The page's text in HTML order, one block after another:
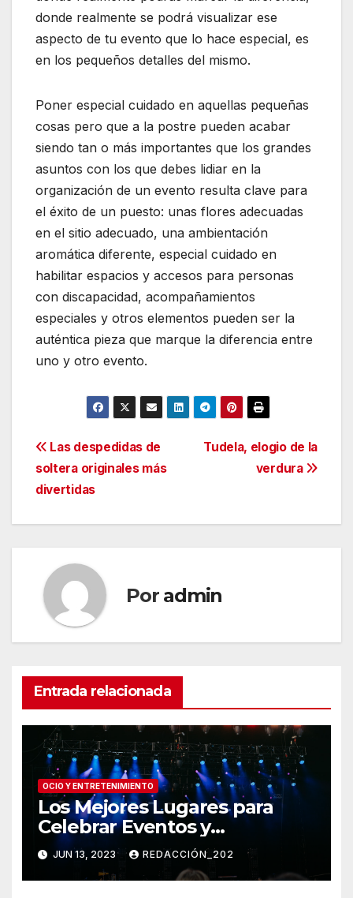
donde realmente se podrá visualizar ese
aspecto de tu evento que lo hace especial, es
en los pequeños detalles del mismo.
Poner especial cuidado en aquellas pequeñas
cosas pero que a la postre pueden acabar
siendo tan o más importantes que los grandes
asuntos con los que debes lidiar en la
organización de un evento resulta clave para
el éxito de un puesto: unas flores adecuadas
en el sitio adecuado, una ambientación
aromática diferente, especial cuidado en
habilitar espacios y accesos para personas
con discapacidad, acompañamientos
especiales y otros elementos pueden ser la
auténtica pieza que marque la diferencia entre
uno y otro evento.
Navegación
de
entradas
Tudela, elogio de la
verdura
Las despedidas de
soltera originales más
divertidas
Por admin
Entrada relacionada
OCIO Y ENTRETENIMIENTO
Los Mejores Lugares para
Celebrar Eventos y
Conciertos: Encuentra el
Escenario Perfecto
JUN 13, 2023 REDACCIÓN_202